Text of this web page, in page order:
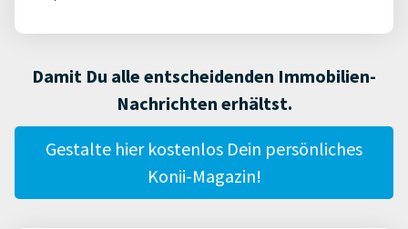
Damit Du alle entscheidenden Immobilien-
Nachrichten erhältst.
Gestalte hier kostenlos Dein persönliches
Konii-Magazin!